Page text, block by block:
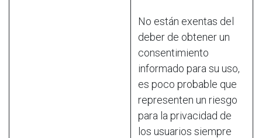
No están exentas del
deber de obtener un
consentimiento
informado para su uso,
es poco probable que
representen un riesgo
para la privacidad de
los usuarios siempre